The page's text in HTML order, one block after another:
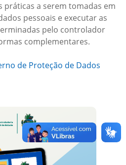
práticas a serem tomadas em
pessoais e executar as
pelo controlador
complementares.
de Proteção de Dados